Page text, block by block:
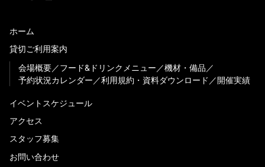
ホーム
貸切ご利用案内
会場概要
フード&ドリンクメニュー
機材・備品
予約状況カレンダー
利用規約・資料ダウンロード 開催実績
イベントスケジュール
アクセス
スタッフ募集
お問い合わせ